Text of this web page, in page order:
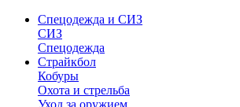
Спецодежда и СИЗ
СИЗ
Спецодежда
Страйкбол
Кобуры
Охота и стрельба
Уход за оружием